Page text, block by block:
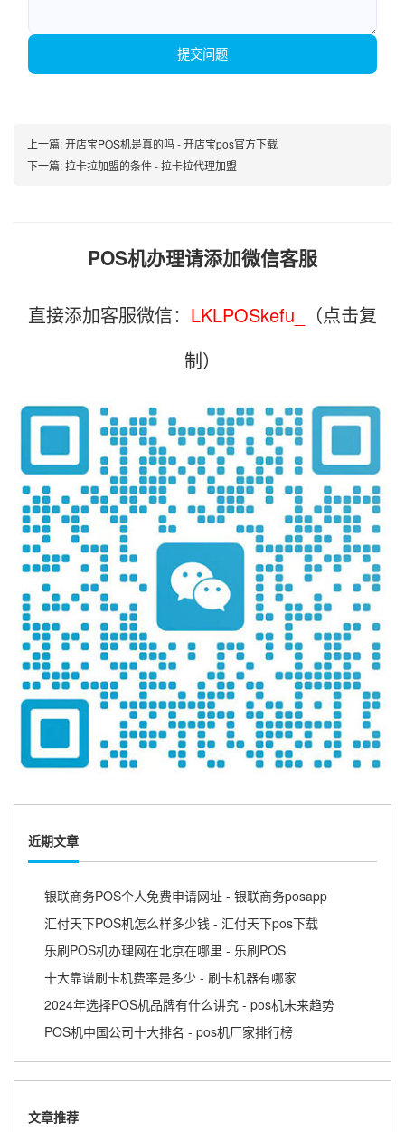
提交问题
上一篇:开店宝POS机是真的吗 - 开店宝pos官方下载
下一篇:拉卡拉加盟的条件 - 拉卡拉代理加盟
POS机办理请添加微信客服
直接添加客服微信： LKLPOSkefu_
（点击复
制）
近期文章
银联商务POS个人免费申请网址 - 银联商务posapp
汇付天下POS机怎么样多少钱 - 汇付天下pos下载
乐刷POS机办理网在北京在哪里 - 乐刷POS
十大靠谱刷卡机费率是多少 - 刷卡机器有哪家
2024年选择POS机品牌有什么讲究 - pos机未来趋势
POS机中国公司十大排名 - pos机厂家排行榜
文章推荐